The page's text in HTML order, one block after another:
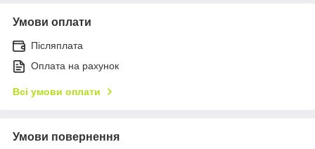
Умови оплати
Післяплата
Оплата на рахунок
Всі умови оплати
Умови повернення